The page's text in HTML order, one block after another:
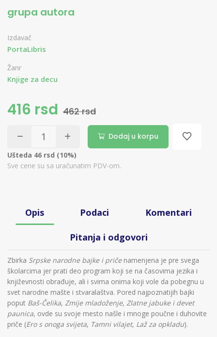
grupa autora
Izdavač
PortaLibris
Žanr
Knjige za decu
416 rsd 462 rsd
Dodaj u korpu
Ušteda 46 rsd (10%)
Sve cene su sa uračunatim PDV-om.
Opis Podaci Komentari
Pitanja i odgovori
Zbirka Srpske narodne bajke i pričenamenjena je pre svega
školarcima jer prati deo program koji se na časovima jezika i
književnosti obrađuje, ali i svima onima koji vole da pobegnu u
svet narodne mašte i stvaralaštva. Pored najpoznatijih bajki
poput Baš-Čelika, Zmije mladoženje, Zlatne jabuke i devet
paunica, ovde su svoje mesto našle i mnoge poučne i duhovite
priče (Ero s onoga svijeta, Tamni vilajet, Laž za opkladu).